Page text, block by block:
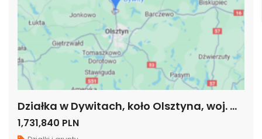
Działka w Dywitach, koło Olsztyna, woj. warmińsko-mazurskie
1,731,840 PLN